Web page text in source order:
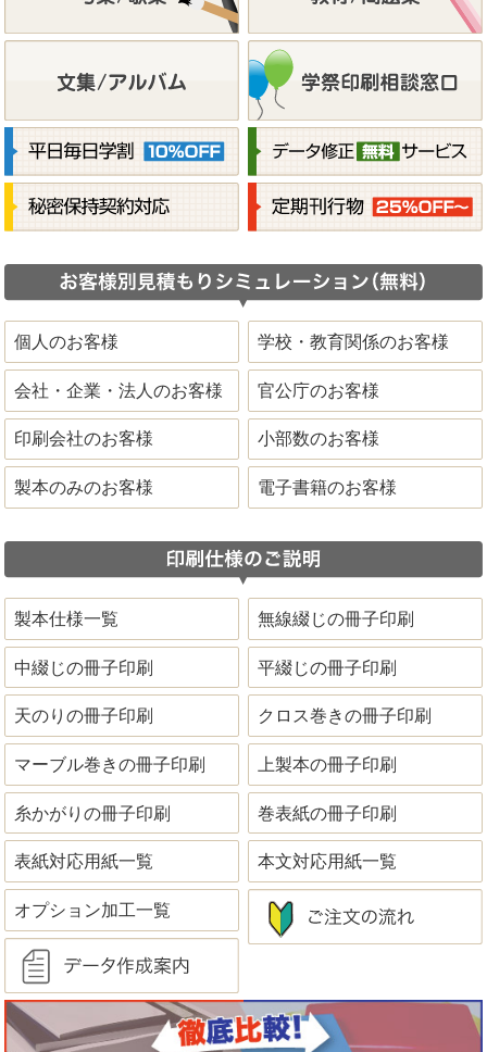
個人のお客様 学校・教育関係のお客様
会社・企業・法人のお客様 官公庁のお客様
印刷会社のお客様 小部数のお客様
製本のみのお客様 電子書籍のお客様
製本仕様一覧 無線綴じの冊子印刷
中綴じの冊子印刷 平綴じの冊子印刷
天のりの冊子印刷 クロス巻きの冊子印刷
マーブル巻きの冊子印刷 上製本の冊子印刷
糸かがりの冊子印刷 巻表紙の冊子印刷
表紙対応用紙一覧 本文対応用紙一覧
オプション加工一覧